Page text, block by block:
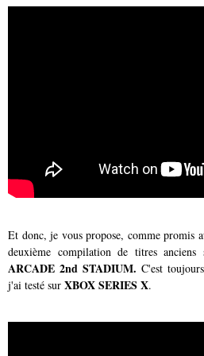
Et donc, je vous propose, comme promis
deuxième compilation de titres
ARCADE 2nd STADIUM. C'est
j'ai testé sur XBOX SERIES X.